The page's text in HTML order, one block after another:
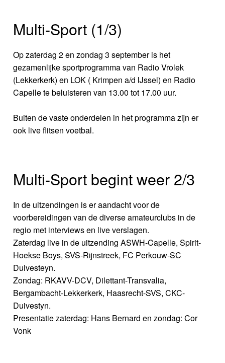
Multi-Sport (1/3)
Op zaterdag 2 en zondag 3 september is het
gezamenlijke sportprogramma van Radio Vrolek
(Lekkerkerk) en LOK ( Krimpen a/d IJssel) en Radio
Capelle te beluisteren van 13.00 tot 17.00 uur.
Buiten de vaste onderdelen in het programma zijn er
ook live flitsen voetbal.
Multi-Sport begint weer 2/3
In de uitzendingen is er aandacht voor de
voorbereidingen van de diverse amateurclubs in de
regio met interviews en live verslagen.
Zaterdag live in de uitzending ASWH-Capelle, Spirit-
Hoekse Boys, SVS-Rijnstreek, FC Perkouw-SC
Duivesteyn.
Zondag: RKAVV-DCV, Dilettant-Transvalia,
Bergambacht-Lekkerkerk, Haasrecht-SVS, CKC-
Duivestyn.
Presentatie zaterdag: Hans Bernard en zondag: Cor
Vonk